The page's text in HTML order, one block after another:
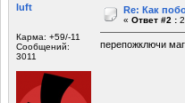
luft
Карма: +59/-11
Сообщений:
3011
Re: Как
« Ответ #2 :
перепожключи